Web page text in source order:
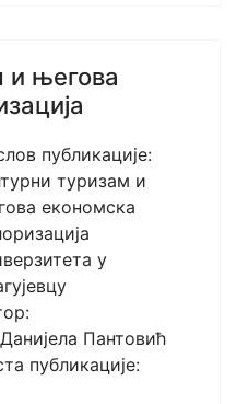
и његова
публикације:
туризам и
економска
у
Пантовић
публикације: